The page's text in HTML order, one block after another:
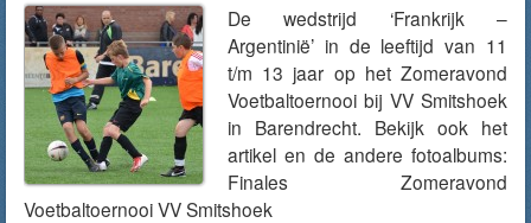
De wedstrijd ‘Frankrijk –
Argentinië’ in de leeftijd van 11
t/m 13 jaar op het Zomeravond
Voetbaltoernooi bij VV Smitshoek
in Barendrecht. Bekijk ook het
artikel en de andere fotoalbums:
Finales Zomeravond
Voetbaltoernooi VV Smitshoek